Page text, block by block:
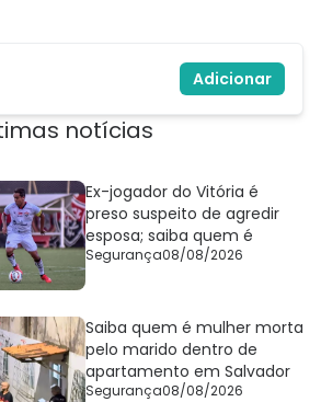
Adicionar
notícias
Ex-jogador do Vitória é
preso suspeito de agredir
esposa; saiba quem é
Segurança08/08/2026
Saiba quem é mulher morta
pelo marido dentro de
apartamento em Salvador
Segurança08/08/2026